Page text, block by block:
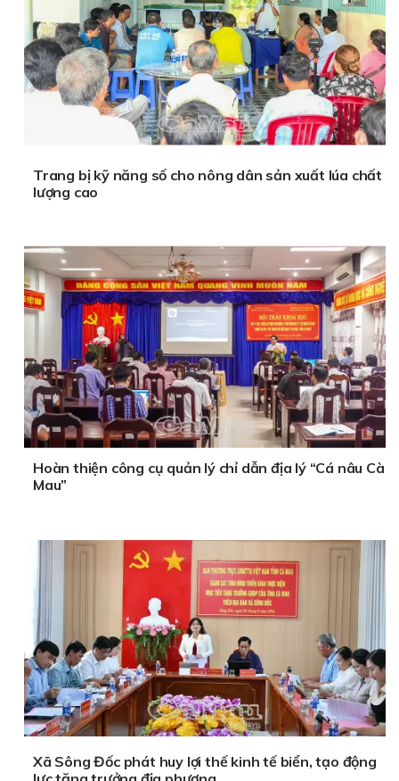
Trang bị kỹ năng số cho nông dân sản xuất lúa chất
lượng cao
Hoàn thiện công cụ quản lý chỉ dẫn địa lý “Cá nâu Cà
Mau”
Xã Sông Đốc phát huy lợi thế kinh tế biển, tạo động